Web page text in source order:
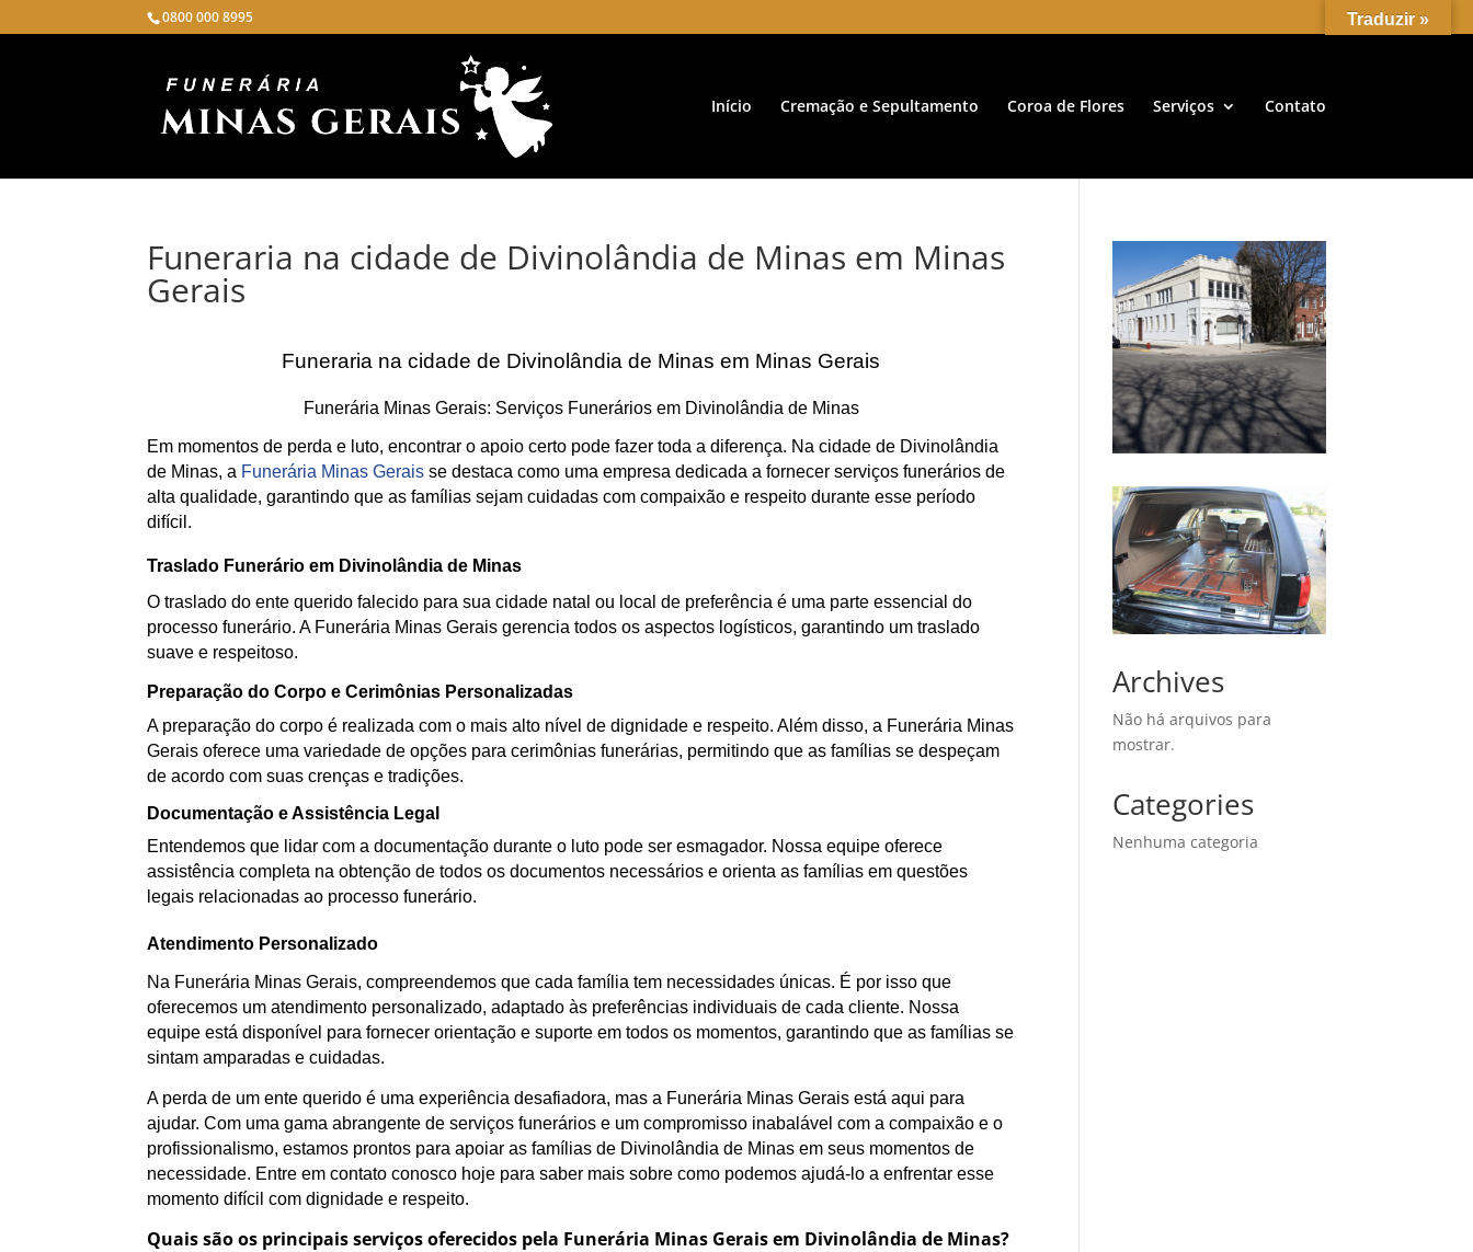
0800 000 8995
Início Cremação e Sepultamento Coroa de Flores Serviços Contato
Funeraria na cidade de Divinolândia de Minas em Minas
Gerais
Funeraria na cidade de Divinolândia de Minas em Minas Gerais
Funerária Minas Gerais: Serviços Funerários em Divinolândia de Minas
Em momentos de perda e luto, encontrar o apoio certo pode fazer toda a diferença. Na cidade de Divinolândia
de Minas, a Funerária Minas Gerais se destaca como uma empresa dedicada a fornecer serviços funerários de
alta qualidade, garantindo que as famílias sejam cuidadas com compaixão e respeito durante esse período
difícil.
Traslado Funerário em Divinolândia de Minas
O traslado do ente querido falecido para sua cidade natal ou local de preferência é uma parte essencial do
processo funerário. A Funerária Minas Gerais gerencia todos os aspectos logísticos, garantindo um traslado
suave e respeitoso.
Preparação do Corpo e Cerimônias Personalizadas
A preparação do corpo é realizada com o mais alto nível de dignidade e respeito. Além disso, a Funerária Minas
Gerais oferece uma variedade de opções para cerimônias funerárias, permitindo que as famílias se despeçam
de acordo com suas crenças e tradições.
Documentação e Assistência Legal
Entendemos que lidar com a documentação durante o luto pode ser esmagador. Nossa equipe oferece
assistência completa na obtenção de todos os documentos necessários e orienta as famílias em questões
legais relacionadas ao processo funerário.
Atendimento Personalizado
Na Funerária Minas Gerais, compreendemos que cada família tem necessidades únicas. É por isso que
oferecemos um atendimento personalizado, adaptado às preferências individuais de cada cliente. Nossa
equipe está disponível para fornecer orientação e suporte em todos os momentos, garantindo que as famílias se
sintam amparadas e cuidadas.
A perda de um ente querido é uma experiência desafiadora, mas a Funerária Minas Gerais está aqui para
ajudar. Com uma gama abrangente de serviços funerários e um compromisso inabalável com a compaixão e o
profissionalismo, estamos prontos para apoiar as famílias de Divinolândia de Minas em seus momentos de
necessidade. Entre em contato conosco hoje para saber mais sobre como podemos ajudá-lo a enfrentar esse
momento difícil com dignidade e respeito.
Quais são os principais serviços oferecidos pela Funerária Minas Gerais em Divinolândia de Minas?
Archives
Não há arquivos para
mostrar.
Categories
Nenhuma categoria
Traduzir »